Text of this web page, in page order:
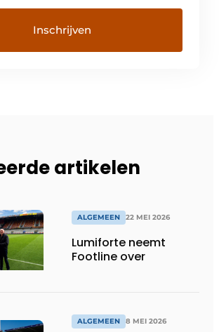
artikelen
ALGEMEEN 22 MEI 2026
Lumiforte neemt
Footline over
ALGEMEEN 8 MEI 2026